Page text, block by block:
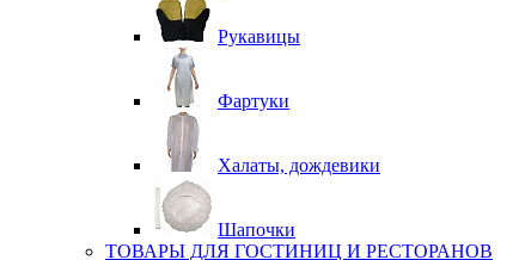
Рукавицы
Фартуки
Халаты, дождевики
Шапочки
ТОВАРЫ ДЛЯ ГОСТИНИЦ И РЕСТОРАНОВ